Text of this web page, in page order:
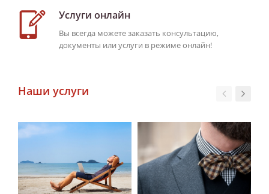
Услуги онлайн
Вы всегда можете заказать консультацию,
документы или услуги в режиме онлайн!
Наши услуги